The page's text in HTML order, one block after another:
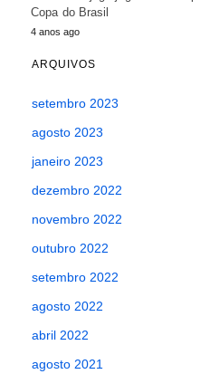
Copa do Brasil
4 anos ago
ARQUIVOS
setembro 2023
agosto 2023
janeiro 2023
dezembro 2022
novembro 2022
outubro 2022
setembro 2022
agosto 2022
abril 2022
agosto 2021